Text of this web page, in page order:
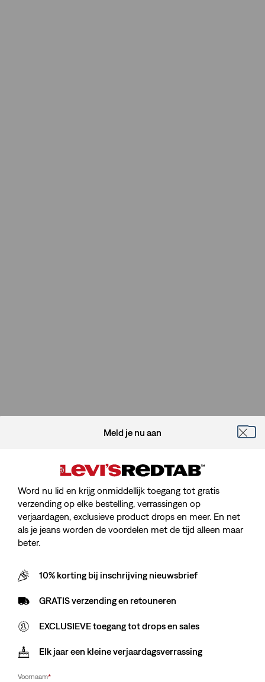
Meld je nu aan
Word nu lid en krijg onmiddellijk toegang tot gratis
verzending op elke bestelling, verrassingen op
verjaardagen, exclusieve product drops en meer. En net
als je jeans worden de voordelen met de tijd alleen maar
beter.
10% korting bij inschrijving nieuwsbrief
GRATIS verzending en retouneren
EXCLUSIEVE toegang tot drops en sales
Elk jaar een kleine verjaardagsverrassing
Voornaam*